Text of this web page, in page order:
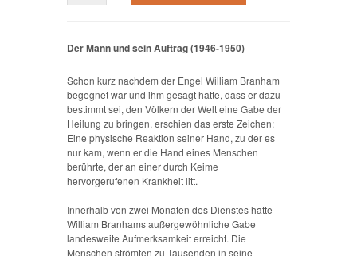
Der Mann und sein Auftrag (1946-1950)
Schon kurz nachdem der Engel William Branham
begegnet war und ihm gesagt hatte, dass er dazu
bestimmt sei, den Völkern der Welt eine Gabe der
Heilung zu bringen, erschien das erste Zeichen:
Eine physische Reaktion seiner Hand, zu der es
nur kam, wenn er die Hand eines Menschen
berührte, der an einer durch Keime
hervorgerufenen Krankheit litt.
Innerhalb von zwei Monaten des Dienstes hatte
William Branhams außergewöhnliche Gabe
landesweite Aufmerksamkeit erreicht. Die
Menschen strömten zu Tausenden in seine